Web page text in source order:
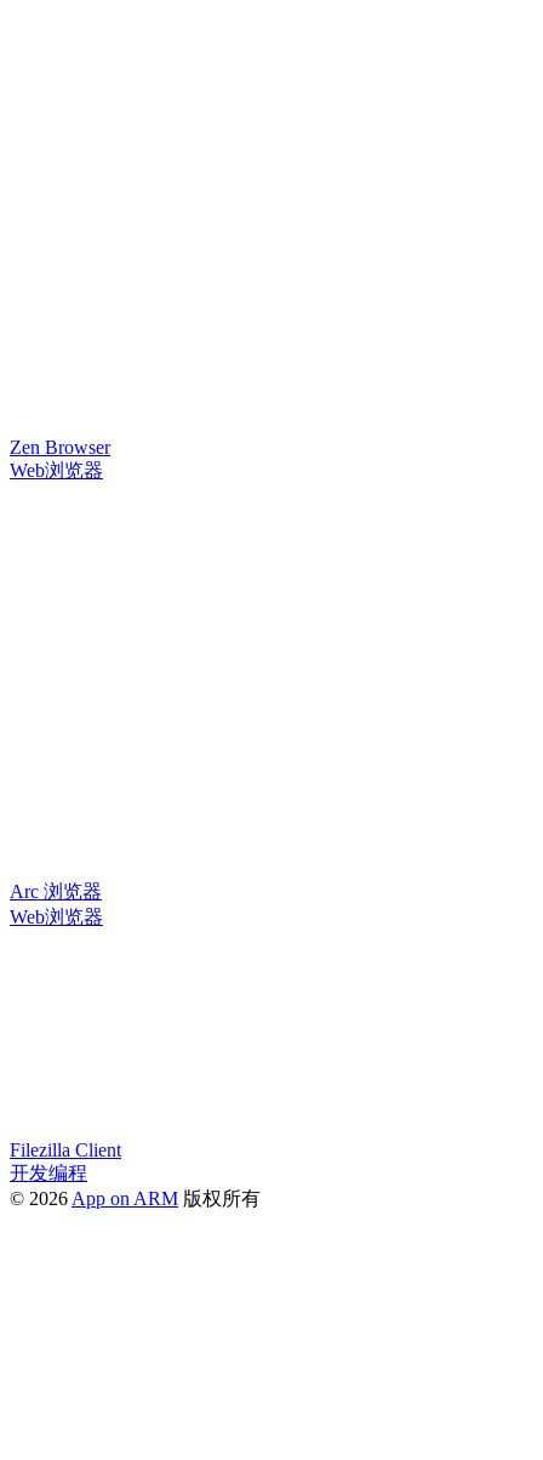
Zen Browser
Web浏览器
Arc 浏览器
Web浏览器
Filezilla Client
开发编程
© 2026 App on ARM 版权所有